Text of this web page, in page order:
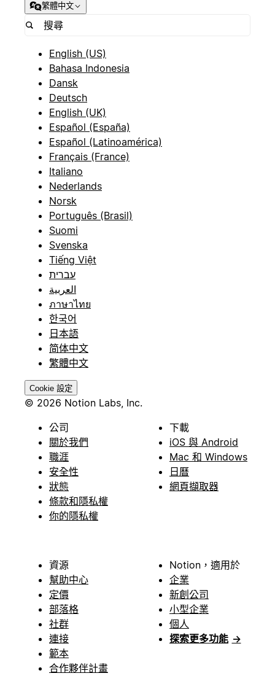
繁體中文
English (US)
Bahasa Indonesia
Dansk
Deutsch
English (UK)
Español (España)
Español (Latinoamérica)
Français (France)
Italiano
Nederlands
Norsk
Português (Brasil)
Suomi
Svenska
Tiếng Việt
עברית
العربية
ภาษาไทย
한국어
日本語
简体中文
繁體中文
Cookie 設定
© 2026 Notion Labs, Inc.
公司
關於我們
職涯
安全性
狀態
條款和隱私權
你的隱私權
下載
iOS 與 Android
Mac 和 Windows
日曆
網頁擷取器
資源
幫助中心
定價
部落格
社群
連接
範本
合作夥伴計畫
Notion，適用於
企業
新創公司
小型企業
個人
探索更多功能 →